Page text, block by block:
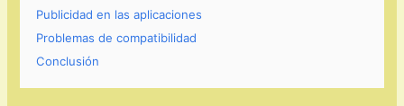
Publicidad en las aplicaciones
Problemas de compatibilidad
Conclusión